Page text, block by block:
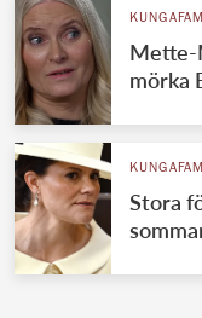
Mette-
mörka
Stora